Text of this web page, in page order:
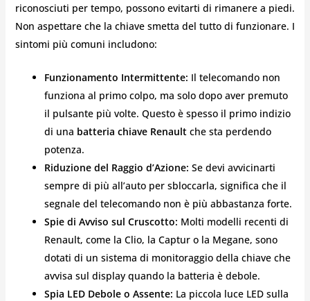
riconosciuti per tempo, possono evitarti di rimanere a piedi.
Non aspettare che la chiave smetta del tutto di funzionare. I
sintomi più comuni includono:
Funzionamento Intermittente: Il telecomando non
funziona al primo colpo, ma solo dopo aver premuto
il pulsante più volte. Questo è spesso il primo indizio
di una batteria chiave Renaultche sta perdendo
potenza.
Riduzione del Raggio d’Azione: Se devi avvicinarti
sempre di più all’auto per sbloccarla, significa che il
segnale del telecomando non è più abbastanza forte.
Spie di Avviso sul Cruscotto: Molti modelli recenti di
Renault, come la Clio, la Captur o la Megane, sono
dotati di un sistema di monitoraggio della chiave che
avvisa sul display quando la batteria è debole.
Spia LED Debole o Assente: La piccola luce LED sulla